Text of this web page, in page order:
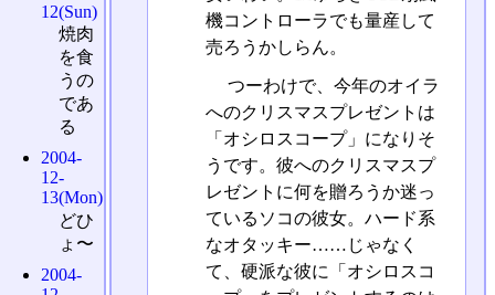
機コントローラでも量産して
売ろうかしらん。
つーわけで、今年のオイラ
へのクリスマスプレゼントは
「オシロスコープ」になりそ
うです。彼へのクリスマスプ
レゼントに何を贈ろうか迷っ
ているソコの彼女。ハード系
なオタッキー……じゃなく
て、硬派な彼に「オシロスコ
12(Sun)
焼肉
を食
うの
であ
る
2004-
12-
13(Mon)
どひ
ょ〜
2004-